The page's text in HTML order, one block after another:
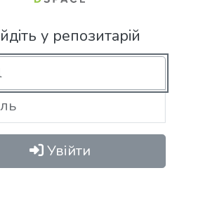
у репозитарій
Увійти